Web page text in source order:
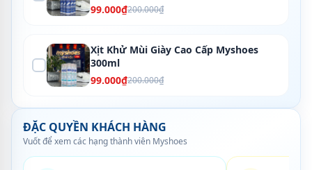
99.000₫200.000₫
Xịt Khử Mùi Giày Cao Cấp Myshoes
300ml
99.000₫200.000₫
ĐẶC QUYỀN KHÁCH HÀNG
Vuốt để xem các hạng thành viên Myshoes